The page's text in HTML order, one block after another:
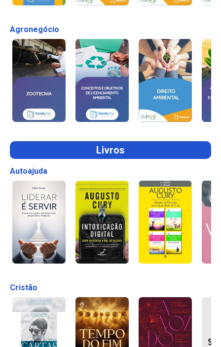
Agronegócio
Livros
Autoajuda
Cristão